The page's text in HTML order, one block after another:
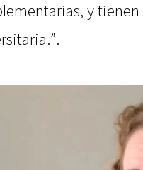
y tienen